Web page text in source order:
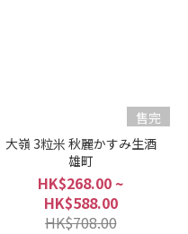
售完
大嶺 3粒米 秋麗かすみ生酒
雄町
HK$268.00 ~
HK$588.00
HK$708.00